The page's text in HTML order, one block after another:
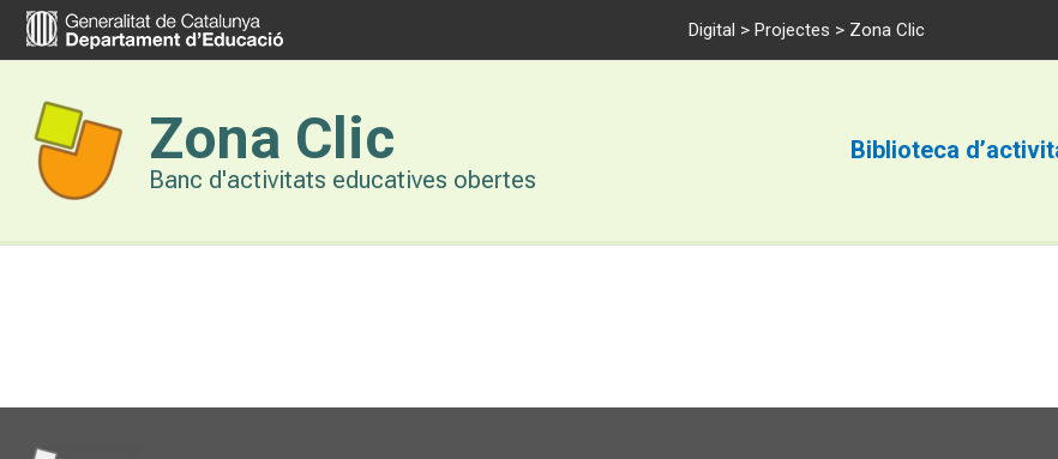
Vés
Digital > Projectes > Zona Clic
Zona Clic
Banc d'activitats educatives obertes
Biblioteca